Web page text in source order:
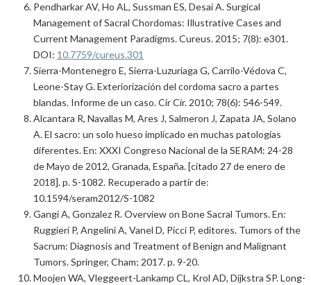
Pendharkar AV, Ho AL, Sussman ES, Desai A. Surgical
Management of Sacral Chordomas: Illustrative Cases and
Current Management Paradigms. Cureus. 2015; 7(8): e301.
DOI: 10.7759/cureus.301
Sierra-Montenegro E, Sierra-Luzuriaga G, Carrilo-Védova C,
Leone-Stay G. Exteriorización del cordoma sacro a partes
blandas. Informe de un caso. Cir Cir. 2010; 78(6): 546-549.
Alcantara R, Navallas M, Ares J, Salmeron J, Zapata JA, Solano
A. El sacro: un solo hueso implicado en muchas patologías
diferentes. En: XXXI Congreso Nacional de la SERAM: 24-28
de Mayo de 2012, Granada, España. [citado 27 de enero de
2018]. p. S-1082. Recuperado a partir de:
10.1594/seram2012/S-1082
Gangi A, Gonzalez R. Overview on Bone Sacral Tumors. En:
Ruggieri P, Angelini A, Vanel D, Picci P, editores. Tumors of the
Sacrum: Diagnosis and Treatment of Benign and Malignant
Tumors. Springer, Cham; 2017. p. 9-20.
Moojen WA, Vleggeert-Lankamp CL, Krol AD, Dijkstra SP. Long-